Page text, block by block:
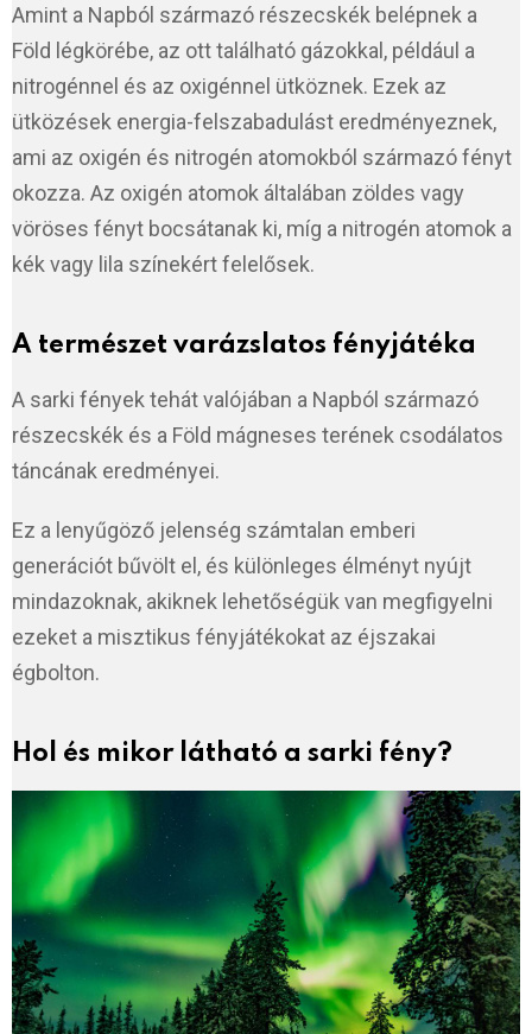
Amint a Napból származó részecskék belépnek a
Föld légkörébe, az ott található gázokkal, például a
nitrogénnel és az oxigénnel ütköznek. Ezek az
ütközések energia-felszabadulást eredményeznek,
ami az oxigén és nitrogén atomokból származó fényt
okozza. Az oxigén atomok általában zöldes vagy
vöröses fényt bocsátanak ki, míg a nitrogén atomok a
kék vagy lila színekért felelősek.
A természet varázslatos fényjátéka
A sarki fények tehát valójában a Napból származó
részecskék és a Föld mágneses terének csodálatos
táncának eredményei.
Ez a lenyűgöző jelenség számtalan emberi
generációt bűvölt el, és különleges élményt nyújt
mindazoknak, akiknek lehetőségük van megfigyelni
ezeket a misztikus fényjátékokat az éjszakai
égbolton.
Hol és mikor látható a sarki fény?